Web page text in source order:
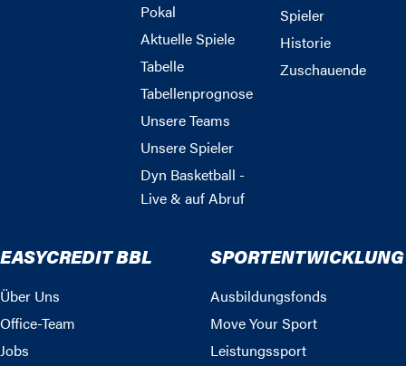
Pokal
Aktuelle Spiele
Tabelle
Tabellenprognose
Unsere Teams
Unsere Spieler
Dyn Basketball -
Live & auf Abruf
Spieler
Historie
Zuschauende
EASYCREDIT BBL
Über Uns
Office-Team
Jobs
SPORTENTWICKLUNG
Ausbildungsfonds
Move Your Sport
Leistungssport